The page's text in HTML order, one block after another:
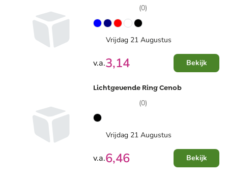
(0)
Vrijdag 21 Augustus
v.a.3,14 Bekijk
Lichtgevende Ring Cenob
(0)
Vrijdag 21 Augustus
v.a.6,46 Bekijk